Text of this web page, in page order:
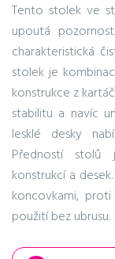
Tento stolek ve
upoutá
charakteristická
stolek je
konstrukce z
stabilitu a navíc
lesklé desky
Předností stolů
konstrukcí a
koncovkami,
použití bez ubrusu.